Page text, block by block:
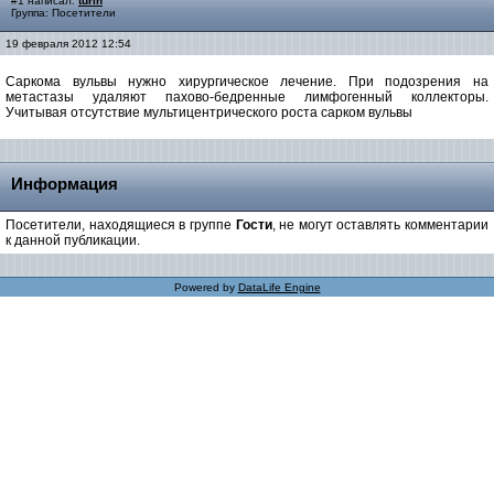
Группа: Посетители
19 февраля 2012 12:54
Саркома вульвы нужно хирургическое лечение. При подозрения на
метастазы удаляют пахово-бедренные лимфогенный коллекторы.
Учитывая отсутствие мультицентрического роста сарком вульвы
Информация
Посетители, находящиеся в группе Гости, не могут оставлять комментарии
к данной публикации.
Powered by DataLife Engine